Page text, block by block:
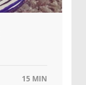
15 MIN